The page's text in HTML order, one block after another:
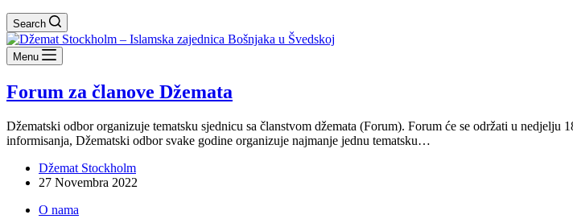
Search
Menu
Forum za članove Džemata
Džematski odbor organizuje tematsku sjednicu sa članstvom džemata (Forum). Forum će se održati u
informisanja, Džematski odbor svake godine organizuje najmanje jednu tematsku…
Džemat Stockholm
27 Novembra 2022
O nama